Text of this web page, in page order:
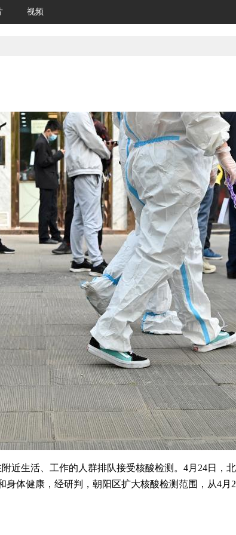
视频
生活、工作的人群排队接受核酸检测。4月24日，
体健康，经研判，朝阳区扩大核酸检测范围，从4月